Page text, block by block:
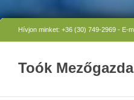
Hívjon minket: +36 (30) 749-2969 - E-
Toók